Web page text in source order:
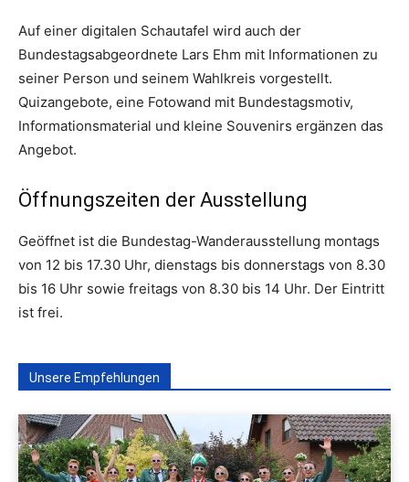
Auf einer digitalen Schautafel wird auch der
Bundestagsabgeordnete Lars Ehm mit Informationen zu
seiner Person und seinem Wahlkreis vorgestellt.
Quizangebote, eine Fotowand mit Bundestagsmotiv,
Informationsmaterial und kleine Souvenirs ergänzen das
Angebot.
Öffnungszeiten der Ausstellung
Geöffnet ist die Bundestag-Wanderausstellung montags
von 12 bis 17.30 Uhr, dienstags bis donnerstags von 8.30
bis 16 Uhr sowie freitags von 8.30 bis 14 Uhr. Der Eintritt
ist frei.
Unsere Empfehlungen